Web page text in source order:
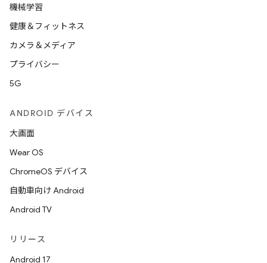
機械学習
健康＆フィットネス
カメラ＆メディア
プライバシー
5G
ANDROID デバイス
大画面
Wear OS
ChromeOS デバイス
自動車向け Android
Android TV
リリース
Android 17